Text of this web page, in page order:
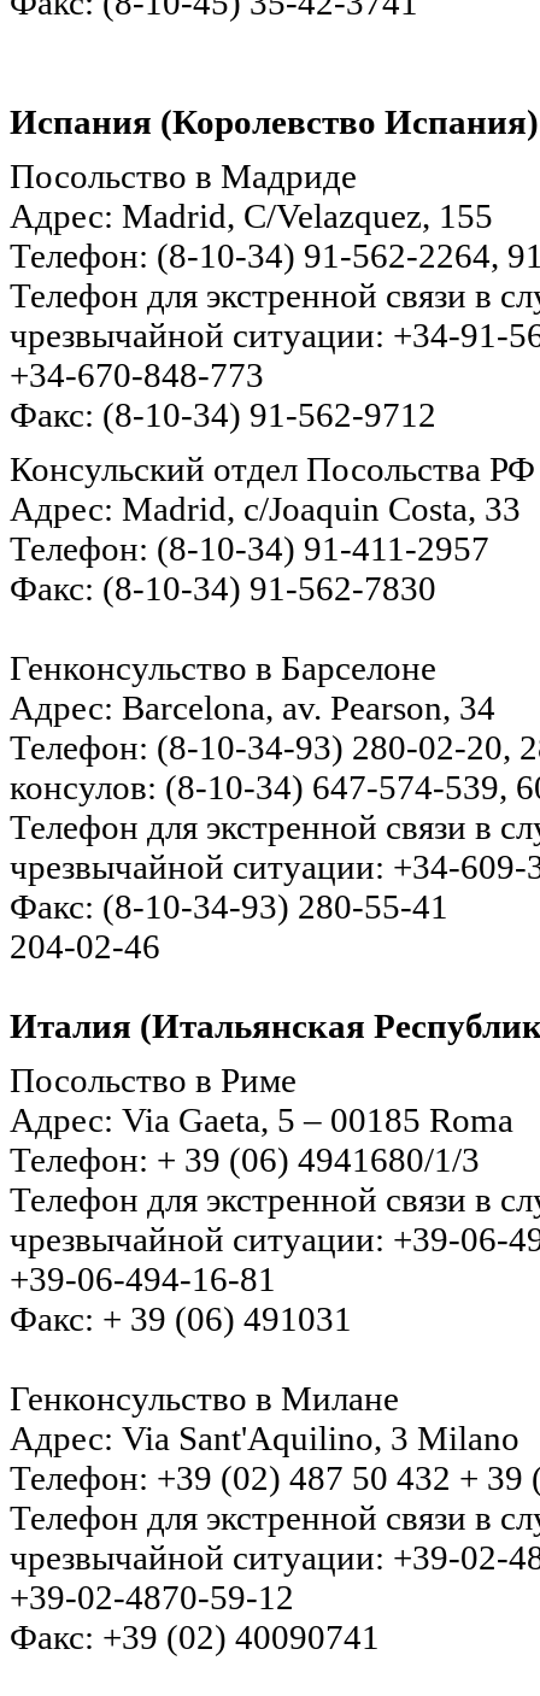
Испания (Королевство Испания)
Посольство в Мадриде
Адрес: Madrid, C/Velazquez, 155
Телефон: (8-10-34) 91-562-2264,
Телефон для экстренной связи в
чрезвычайной ситуации: +34-91-
+34-670-848-773
Факс: (8-10-34) 91-562-9712
Консульский отдел Посольства
Адрес: Madrid, c/Joaquin Costa, 33
Телефон: (8-10-34) 91-411-2957
Факс: (8-10-34) 91-562-7830
Генконсульство в Барселоне
Адрес: Barcelona, av. Pearson, 34
Телефон: (8-10-34-93) 280-02-20,
консулов: (8-10-34) 647-574-539,
Телефон для экстренной связи в
чрезвычайной ситуации: +34-
Факс: (8-10-34-93) 280-55-41
204-02-46
Италия (Итальянская
Посольство в Риме
Адрес: Via Gaeta, 5 – 00185 Roma
Телефон: + 39 (06) 4941680/1/3
Телефон для экстренной связи в
чрезвычайной ситуации: +39-06-
+39-06-494-16-81
Факс: + 39 (06) 491031
Генконсульство в Милане
Адрес: Via Sant'Aquilino, 3 Milano
Телефон: +39 (02) 487 50 432 + 39
Телефон для экстренной связи в
чрезвычайной ситуации: +39-02-
+39-02-4870-59-12
Факс: +39 (02) 40090741